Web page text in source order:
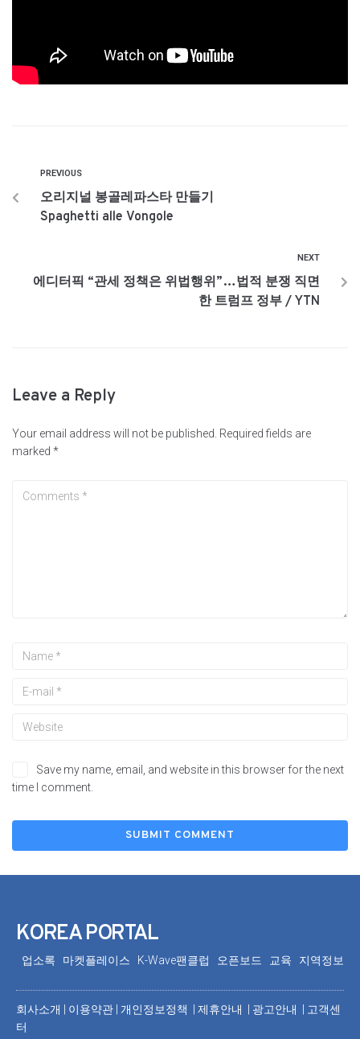
PREVIOUS
오리지널 봉골레파스타 만들기
Spaghetti alle Vongole
NEXT
에디터픽 “관세 정책은 위법행위”…법적 분쟁 직면
한 트럼프 정부 / YTN
Leave a Reply
Your email address will not be published. Required fields are
marked *
Save my name, email, and website in this browser for the next
time I comment.
KOREA PORTAL
업소록 마켓플레이스 K-Wave팬클럽 오픈보드 교육 지역정보
회사소개 이용약관 개인정보정책 | 제휴안내 | 광고안내
고객센
터